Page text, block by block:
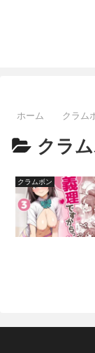
ホーム クラム
クラ
クラムボン